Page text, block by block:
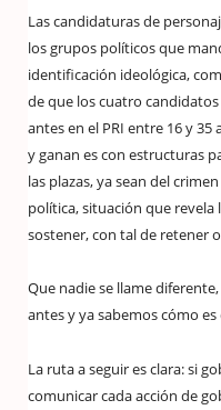
Las candidaturas de
los grupos políticos que
identificación ideológica,
de que los cuatro
antes en el PRI entre 16 y
y ganan es con estructuras
las plazas, ya sean del
política, situación que
sostener, con tal de retener
Que nadie se llame
antes y ya sabemos cómo
La ruta a seguir es clara: si
comunicar cada acción de